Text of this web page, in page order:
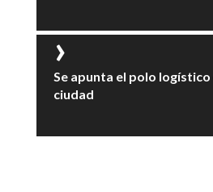
Se apunta el polo logístico
ciudad